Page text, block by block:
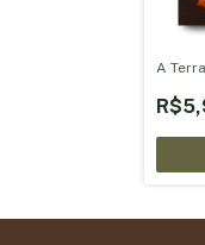
A